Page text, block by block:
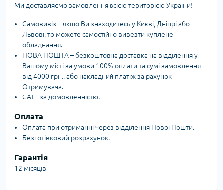
Ми доставляємо замовлення всією територією України!
Самовивіз – якщо Ви знаходитесь у Києві, Дніпрі або
Львові, то можете самостійно вивезти куплене
обладнання.
НОВА ПОШТА – безкоштовна доставка на відділення у
Вашому місті за умови 100% оплати та сумі замовлення
від 4000 грн., або накладний платіж за рахунок
Отримувача.
САТ - за домовленністю.
Оплата
Оплата при отриманні через відділення Нової Пошти.
Безготівковий розрахунок.
Гарантія
12 місяців